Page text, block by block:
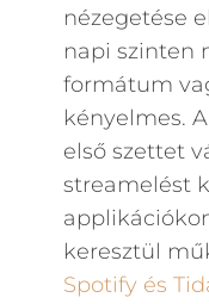
nézegetése
napi szinten
formátum
kényelmes.
első szettet
streamelést
keresztül
Spotify és